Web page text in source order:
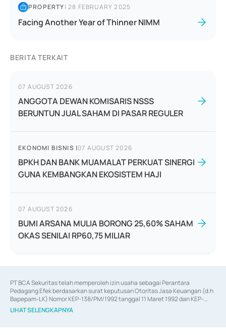
PROPERTY|28 FEBRUARY 2025
Facing Another Year of Thinner NIMM
BERITA TERKAIT
07 AUGUST 2026
ANGGOTA DEWAN KOMISARIS NSSS
BERUNTUN JUAL SAHAM DI PASAR REGULER
EKONOMI BISNIS |07 AUGUST 2026
BPKH DAN BANK MUAMALAT PERKUAT SINERGI
GUNA KEMBANGKAN EKOSISTEM HAJI
07 AUGUST 2026
BUMI ARSANA MULIA BORONG 25,60% SAHAM
OKAS SENILAI RP60,75 MILIAR
PT BCA Sekuritas telah memperoleh izin usaha sebagai Perantara
Pedagang Efek berdasarkan surat keputusan Otoritas Jasa Keuangan (d.h
Bapepam-LK) Nomor KEP-138/PM/1992 tanggal 11 Maret 1992 dan KEP-
06/D.04/2014 tanggal 28 Februari 2014, izin usaha sebagai Penjamin Emisi
Efek berdasarkan surat keputusan Otoritas Jasa Keuangan Nomor KEP-
LIHAT SELENGKAPNYA